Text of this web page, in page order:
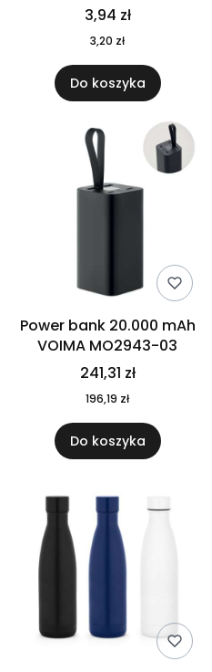
3,94 zł
3,20 zł
Do koszyka
Power bank 20.000 mAh
VOIMA MO2943-03
241,31 zł
196,19 zł
Do koszyka